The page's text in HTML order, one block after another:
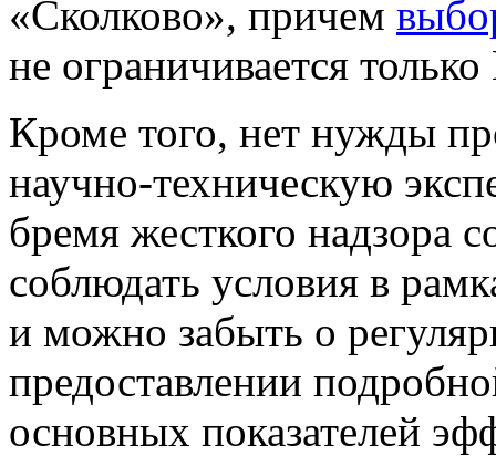
«Сколково», причем
не ограничивается
Кроме того, нет нужды
научно-техническую
бремя жесткого надзора
соблюдать условия в
и можно забыть о
предоставлении
основных показателей